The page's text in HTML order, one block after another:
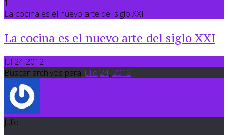
1
La cocina es el nuevo arte del siglo XXI
La cocina es el nuevo arte del siglo XXI
Jul 24 2012
Buscar archivos para julio 24, 2012
Julio